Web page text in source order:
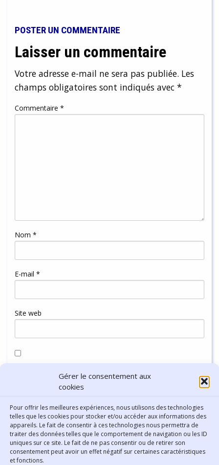
Gérer le consentement aux
cookies
Pour offrir les meilleures expériences, nous utilisons des technologies
telles que les cookies pour stocker et/ou accéder aux informations des
appareils. Le fait de consentir à ces technologies nous permettra de
traiter des données telles que le comportement de navigation ou les ID
uniques sur ce site. Le fait de ne pas consentir ou de retirer son
consentement peut avoir un effet négatif sur certaines caractéristiques
et fonctions.
POSTER UN COMMENTAIRE
Laisser un commentaire
Votre adresse e-mail ne sera pas publiée. Les
champs obligatoires sont indiqués avec *
Commentaire *
Nom *
E-mail *
Site web
navigateur pour mon prochain commentaire.